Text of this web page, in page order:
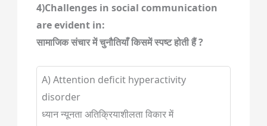
4)Challenges in social communication
are evident in:
सामाजिक संचार में चुनौतियाँ किसमें स्पष्ट होती हैं ?
A) Attention deficit hyperactivity
disorder
ध्यान न्यूनता अतिक्रियाशीलता विकार में